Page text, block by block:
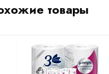
товары